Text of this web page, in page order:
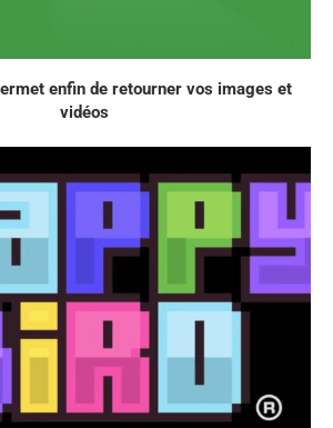
enfin de retourner vos images et
vidéos